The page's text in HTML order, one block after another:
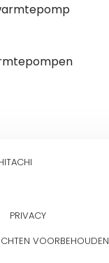
PRIVACY
VOORBEHOUDEN